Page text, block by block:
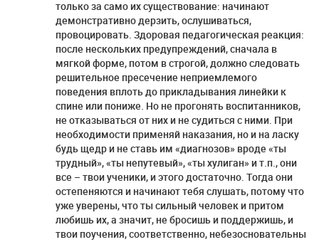
только за само их существование: начинают
демонстративно дерзить, ослушиваться,
провоцировать. Здоровая педагогическая реакция:
после нескольких предупреждений, сначала в
мягкой форме, потом в строгой, должно следовать
решительное пресечение неприемлемого
поведения вплоть до прикладывания линейки к
спине или пониже. Но не прогонять воспитанников,
не отказываться от них и не судиться с ними. При
необходимости применяй наказания, но и на ласку
будь щедр и не ставь им «диагнозов» вроде «ты
трудный», «ты непутевый», «ты хулиган» и т.п., они
все – твои ученики, и этого достаточно. Тогда они
остепеняются и начинают тебя слушать, потому что
уже уверены, что ты сильный человек и притом
любишь их, а значит, не бросишь и поддержишь, и
твои поучения, соответственно, небезосновательны